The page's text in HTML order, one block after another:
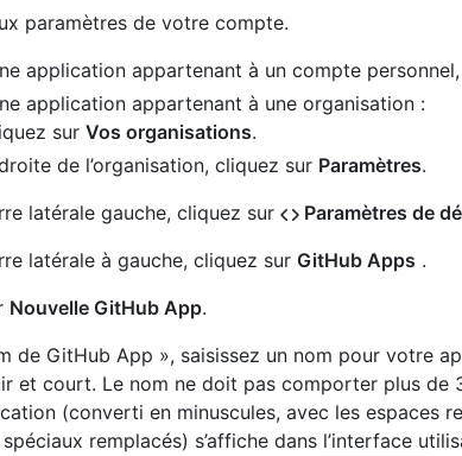
paramètres de votre compte.
application appartenant à un compte
application appartenant à une organisation :
sur Vos organisations.
de l’organisation, cliquez sur Paramètres.
latérale gauche, cliquez sur
Paramètres de
latérale à gauche, cliquez sur GitHub Apps .
Nouvelle GitHub App.
de GitHub App », saisissez un nom pour votre
et court. Le nom ne doit pas comporter plus de
(converti en minuscules, avec les espaces
remplacés) s’affiche dans l’interface